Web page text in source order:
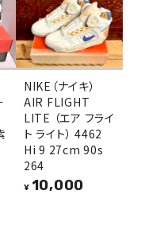
NIKE（ナイキ）
AIR FLIGHT
LITE （エア フライ
ト ライト） 4462
Hi 9 27cm 90s
264
¥ 10,000